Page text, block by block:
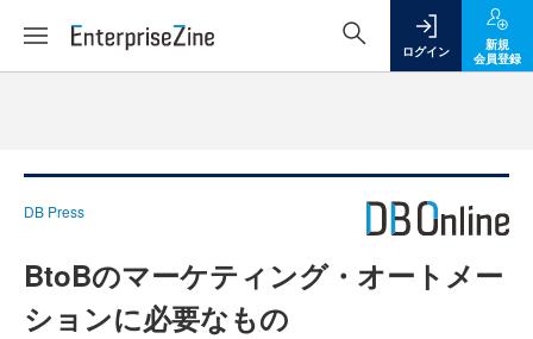
ログイン
新規
会員登録
DB Press
BtoBのマーケティング・オートメー
ションに必要なもの